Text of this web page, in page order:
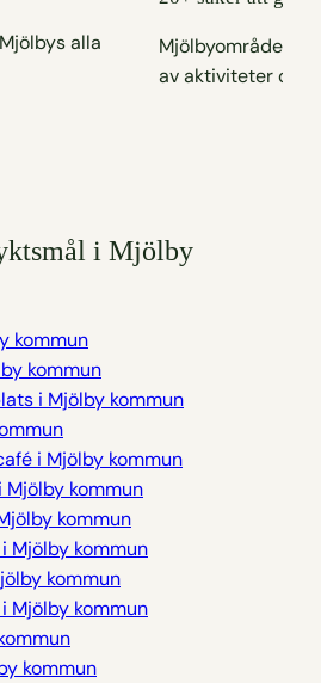
alla
Mjölbyområdet
av aktiviteter och
i Mjölby
kommun
kommun
i Mjölby kommun
i Mjölby kommun
Mjölby kommun
kommun
Mjölby kommun
kommun
Mjölby kommun
kommun